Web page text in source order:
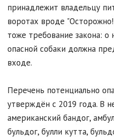
принадлежит владельцу
воротах вроде
тоже требование закона: о
опасной собаки должна
входе.
Перечень потенциально
утверждён с 2019 года. В
американский бандог,
бульдог, булли кутта,